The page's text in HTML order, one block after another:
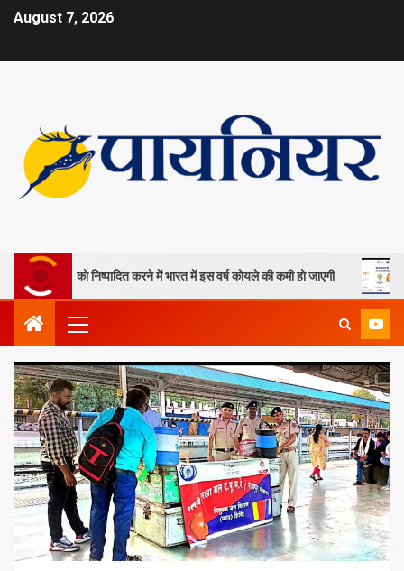
August 7, 2026
खदानों को निष्पादित करने में भारत में इस वर्ष कोयले की कमी हो जाएगी ओपी